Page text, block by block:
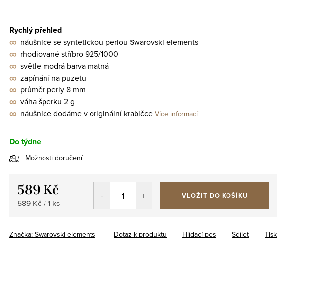
Rychlý přehled
∞ náušnice se syntetickou perlou Swarovski elements
∞ rhodiované stříbro 925/1000
∞ světle modrá barva matná
∞ zapínání na puzetu
∞ průměr perly 8 mm
∞ váha šperku 2 g
∞ náušnice dodáme v originální krabičce Více informací
Do týdne
Možnosti doručení
589 Kč
Měrná
589 Kč / 1 ks
VLOŽIT DO KOŠÍKU
Značka: Swarovski elements Tisk
Dotaz k produktu Hlídací pes Sdílet